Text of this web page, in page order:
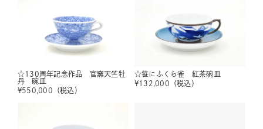
☆130周年記念作品 官窯天竺牡
丹 碗皿
¥550,000 （税込）
☆笹にふくら雀 紅茶碗皿
¥132,000 （税込）